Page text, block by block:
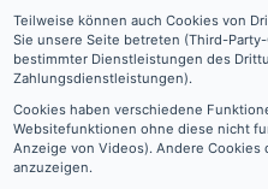
Teilweise können auch Cookies von
Sie unsere Seite betreten (Third-
bestimmter Dienstleistungen des
Zahlungsdienstleistungen).
Cookies haben verschiedene
Websitefunktionen ohne diese nicht
Anzeige von Videos). Andere
anzuzeigen.